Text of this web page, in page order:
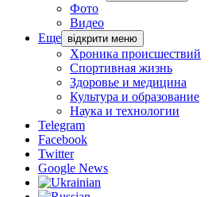
Фото
Видео
Еще відкрити меню
Хроника происшествий
Спортивная жизнь
Здоровье и медицина
Культура и образование
Наука и технологии
Telegram
Facebook
Twitter
Google News